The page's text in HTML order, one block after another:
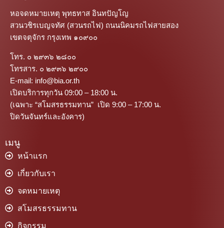
หอจดหมายเหตุ พุทธทาส อินทปัญโญ
สวนวชิรเบญจทัศ (สวนรถไฟ) ถนนนิคมรถไฟสายสอง
เขตจตุจักร กรุงเทพ ๑๐๙๐๐
โทร. ๐ ๒๙๓๖ ๒๘๐๐
โทรสาร. ๐ ๒๙๓๖ ๒๙๐๐
E-mail: info@bia.or.th
เปิดบริการทุกวัน 09:00 – 18:00 น.
(เฉพาะ “สโมสรธรรมทาน” เปิด 9:00 – 17:00 น.
ปิดวันจันทร์และอังคาร)
เมนู
หน้าแรก
เกี่ยวกับเรา
จดหมายเหตุ
สโมสรธรรมทาน
กิจกรรม